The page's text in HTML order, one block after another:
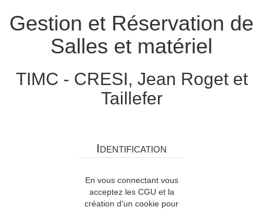
Gestion et Réservation de
Salles et matériel
TIMC - CRESI, Jean Roget et
Taillefer
Identification
En vous connectant vous
acceptez les CGU et la
création d'un cookie pour